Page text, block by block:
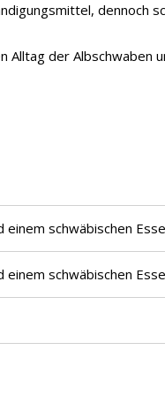
dennoch
Alltag der Albschwaben
einem schwäbischen
einem schwäbischen